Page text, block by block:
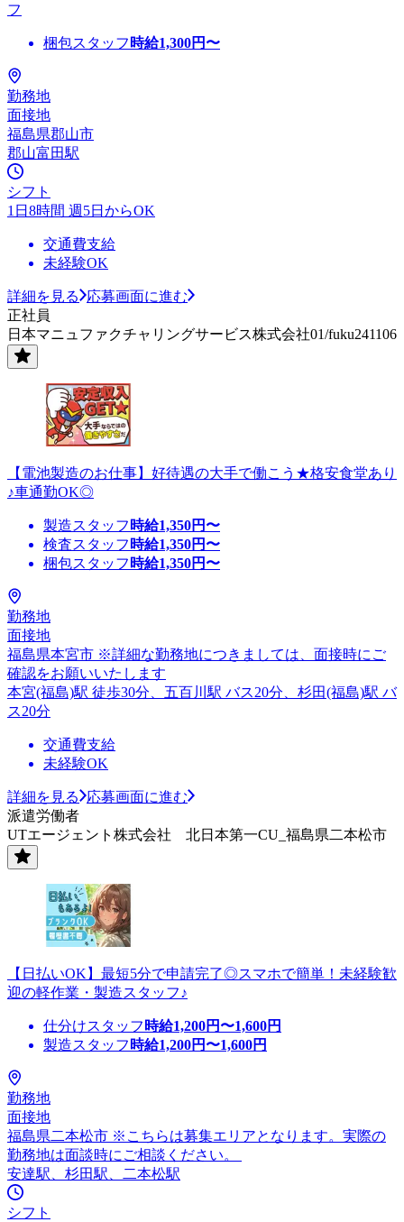
フ
梱包スタッフ 時給1,300円〜
勤務地
面接地
福島県郡山市
郡山富田駅
シフト
1日8時間 週5日からOK
交通費支給
未経験OK
詳細を見る
応募画面に進む
正社員
日本マニュファクチャリングサービス株式会社01/fuku241106
【電池製造のお仕事】好待遇の大手で働こう★格安食堂あり
♪車通勤OK◎
製造スタッフ 時給1,350円〜
検査スタッフ 時給1,350円〜
梱包スタッフ 時給1,350円〜
勤務地
面接地
福島県本宮市 ※詳細な勤務地につきましては、面接時にご
確認をお願いいたします
本宮(福島)駅 徒歩30分、五百川駅 バス20分、杉田(福島)駅 バ
ス20分
交通費支給
未経験OK
詳細を見る
応募画面に進む
派遣労働者
UTエージェント株式会社 北日本第一CU_福島県二本松市
【日払いOK】最短5分で申請完了◎スマホで簡単！未経験歓
迎の軽作業・製造スタッフ♪
仕分けスタッフ 時給1,200円〜1,600円
製造スタッフ 時給1,200円〜1,600円
勤務地
面接地
福島県二本松市 ※こちらは募集エリアとなります。実際の
勤務地は面談時にご相談ください。
安達駅、杉田駅、二本松駅
シフト